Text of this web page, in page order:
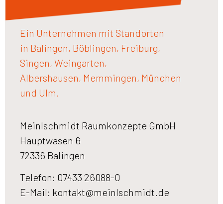
Ein Unternehmen mit Standorten
in Balingen, Böblingen, Freiburg,
Singen, Weingarten,
Albershausen, Memmingen, München
und Ulm.
Meinlschmidt Raumkonzepte GmbH
Hauptwasen 6
72336 Balingen
Telefon: 07433 26088-0
E-Mail: kontakt@meinlschmidt.de